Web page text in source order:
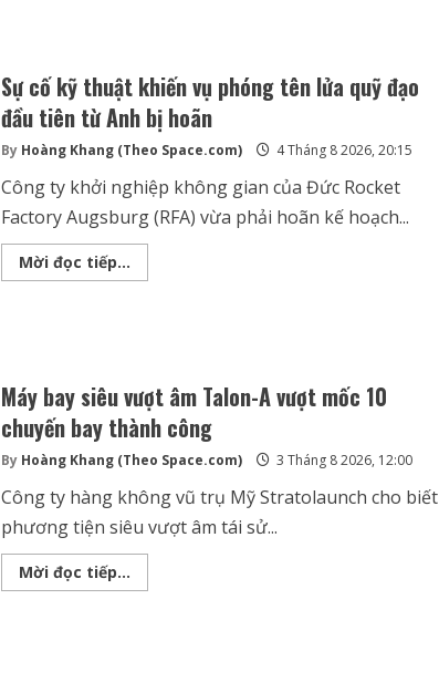
tiên
sau
hơn
40
năm
Sự cố kỹ thuật khiến vụ phóng tên lửa quỹ đạo
đầu tiên từ Anh bị hoãn
ByHoàng Khang (Theo Space.com) 4 Tháng 8 2026, 20:15
Công ty khởi nghiệp không gian của Đức Rocket
Factory Augsburg (RFA) vừa phải hoãn kế hoạch...
Mời đọc tiếp...Sự
cố
quỹ
đạo
đầu
từ
bị
hoãn
Máy bay siêu vượt âm Talon-A vượt mốc 10
chuyến bay thành công
ByHoàng Khang (Theo Space.com) 3 Tháng 8 2026, 12:00
Công ty hàng không vũ trụ Mỹ Stratolaunch cho biết
phương tiện siêu vượt âm tái sử...
Mời đọc tiếp...Máy
bay